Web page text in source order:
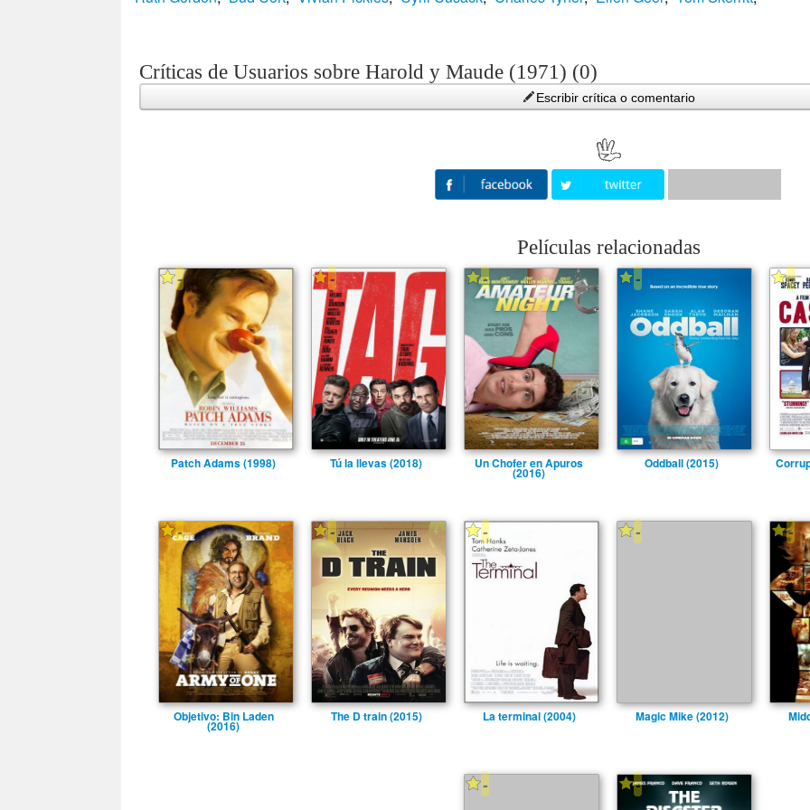
Críticas de Usuarios sobre Harold y Maude (1971) (0)
Escribir crítica o comentario
Películas relacionadas
-
Patch Adams (1998)
-
Tú la llevas (2018)
-
Un Chofer en Apuros
(2016)
-
Oddball (2015)
-
-
Objetivo: Bin Laden
(2016)
-
The D train (2015)
-
La terminal (2004)
-
Magic Mike (2012)
-
- -